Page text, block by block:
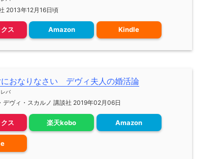
2013年12月16日頃
ス Amazon Kindle
おなりなさい デヴィ夫人の婚活論
バ
デヴィ・スカルノ 講談社 2019年02月06日
ス 楽天kobo Amazon